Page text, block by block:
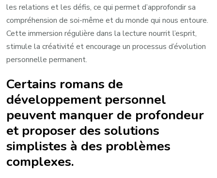
les relations et les défis, ce qui permet d’approfondir sa
compréhension de soi-même et du monde qui nous entoure.
Cette immersion régulière dans la lecture nourrit l’esprit,
stimule la créativité et encourage un processus d’évolution
personnelle permanent.
Certains romans de
développement personnel
peuvent manquer de profondeur
et proposer des solutions
simplistes à des problèmes
complexes.